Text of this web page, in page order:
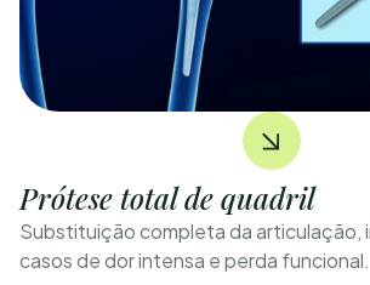
Prótese total de quadril
Substituição completa da articulação,
casos de dor intensa e perda funcional.